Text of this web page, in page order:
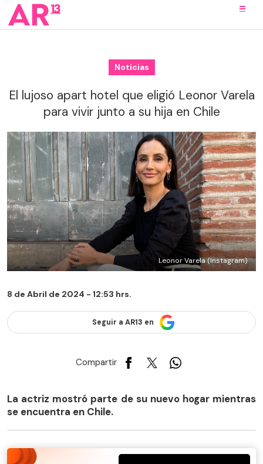
Noticias
El lujoso apart hotel que eligió Leonor Varela
para vivir junto a su hija en Chile
Leonor Varela (Instagram)
8 de Abril de 2024 - 12:53 hrs.
Seguir a AR13 en
Compartir
La actriz mostró parte de su nuevo hogar mientras
se encuentra en Chile.